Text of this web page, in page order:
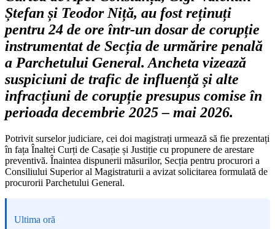
Ștefan și Teodor Niță, au fost reținuți
pentru 24 de ore într-un dosar de corupție
instrumentat de Secția de urmărire penală
a Parchetului General. Ancheta vizează
suspiciuni de trafic de influență și alte
infracțiuni de corupție presupus comise în
perioada decembrie 2025 – mai 2026.
Potrivit surselor judiciare, cei doi magistrați urmează să fie prezentați
în fața Înaltei Curți de Casație și Justiție cu propunere de arestare
preventivă. Înaintea dispunerii măsurilor, Secția pentru procurori a
Consiliului Superior al Magistraturii a avizat solicitarea formulată de
procurorii Parchetului General.
Ultima oră